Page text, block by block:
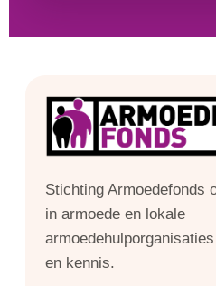
Stichting Armoedefonds
in armoede en lokale
en kennis.